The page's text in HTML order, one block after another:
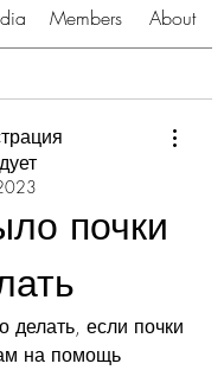
Members About
почки
делать, если почки
на помощь